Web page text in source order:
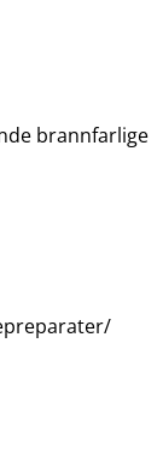
brannfarlige